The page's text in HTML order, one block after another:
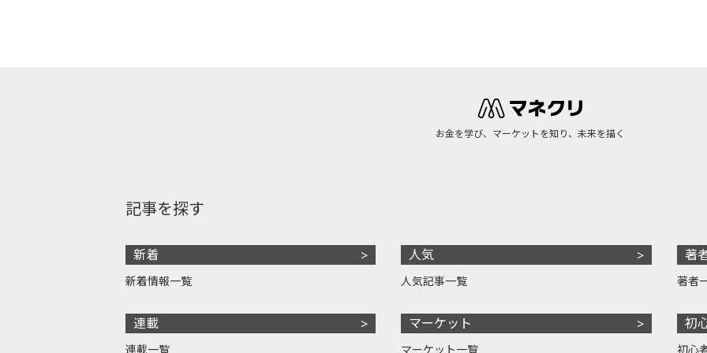
お金を学び、マーケットを知り、未来を描く
記事を探す
新着
新着情報一覧
連載
連載一覧
人気
人気記事一覧
マーケット
マーケット一覧
著
著者
初
初心